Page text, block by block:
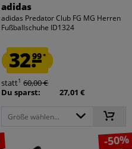
adidas
adidas Predator Club FG MG Herren
Fußballschuhe ID1324
32.99*
statt1 60,00 €
Du sparst:
27,01 €
Größe wählen...
-50%